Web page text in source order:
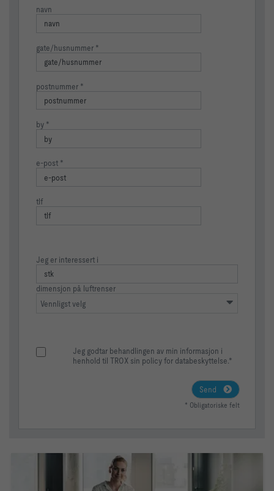
navn
gate/husnummer
postnummer
by
e-post
tlf
Jeg er interessert i
dimensjon på luftrenser
Vennligst velg
Jeg godtar behandlingen av min informasjon i
henhold til TROX sin policy for databeskyttelse.*​
Send
* Obligatoriske felt